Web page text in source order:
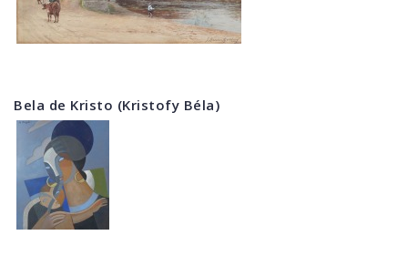
Bela de Kristo (Kristofy Béla)